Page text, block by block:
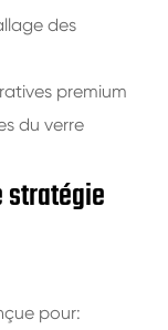
des
premium
du verre
stratégie
pour: